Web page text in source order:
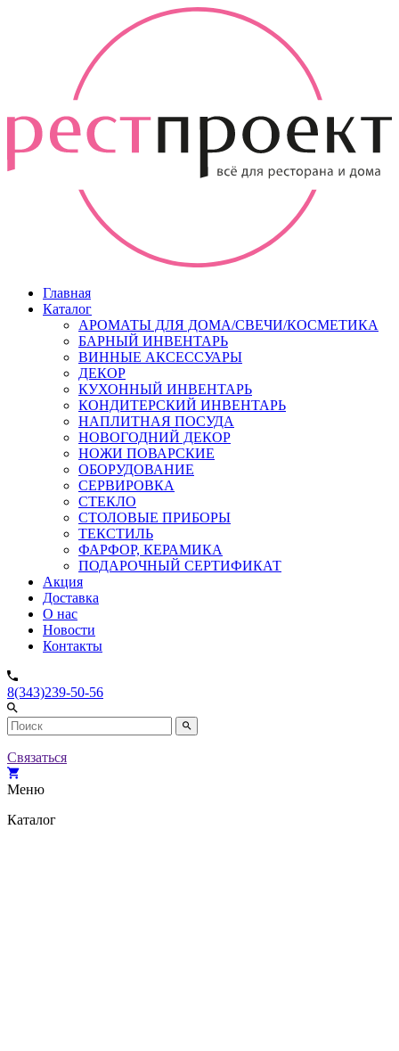
Главная
Каталог
АРОМАТЫ ДЛЯ ДОМА/СВЕЧИ/КОСМЕТИКА
БАРНЫЙ ИНВЕНТАРЬ
ВИННЫЕ АКСЕССУАРЫ
ДЕКОР
КУХОННЫЙ ИНВЕНТАРЬ
КОНДИТЕРСКИЙ ИНВЕНТАРЬ
НАПЛИТНАЯ ПОСУДА
НОВОГОДНИЙ ДЕКОР
НОЖИ ПОВАРСКИЕ
ОБОРУДОВАНИЕ
СЕРВИРОВКА
СТЕКЛО
СТОЛОВЫЕ ПРИБОРЫ
ТЕКСТИЛЬ
ФАРФОР, КЕРАМИКА
ПОДАРОЧНЫЙ СЕРТИФИКАТ
Акция
Доставка
О нас
Новости
Контакты
8(343)239-50-56
Связаться
Меню
Каталог